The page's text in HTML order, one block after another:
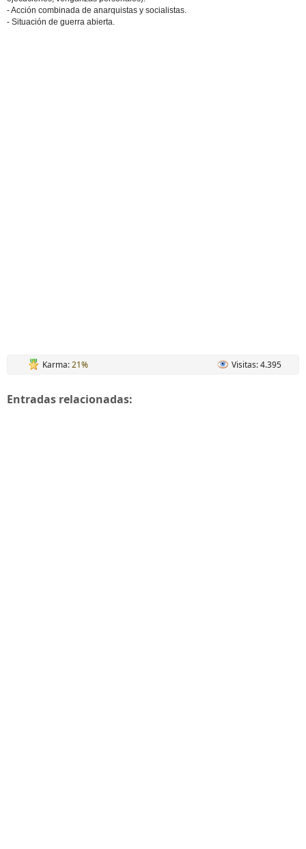
- Acción combinada de anarquistas y socialistas.
- Situación de guerra abierta.
Karma:21% Visitas: 4.395
Entradas relacionadas: